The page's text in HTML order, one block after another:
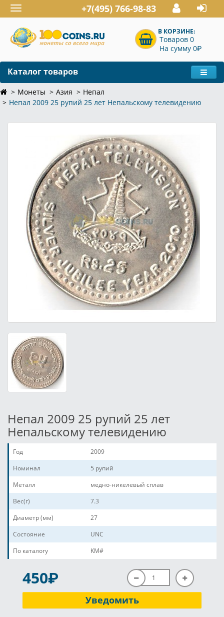
Toggle
navigation
+7(495) 766-98-83
В КОРЗИНЕ:
Товаров 0
На сумму 0P
Каталог товаров
Монеты Азия
Непал
Непал 2009 25 рупий 25 лет Непальскому телевидению
Непал 2009 25 рупий 25 лет
Непальскому телевидению
Год
2009
Номинал
5 рупий
Металл
медно-никелевый сплав
Вес(г)
7.3
Диаметр (мм)
27
Состояние
UNC
По каталогу
KM#
450P
Уведомить